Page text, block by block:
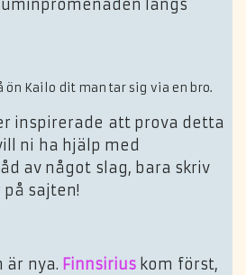
längs
Kailo dit man tar sig via en bro.
inspirerade att prova detta
ni ha hjälp med
av något slag, bara skriv
sajten!
är nya. Finnsiriuskom först,